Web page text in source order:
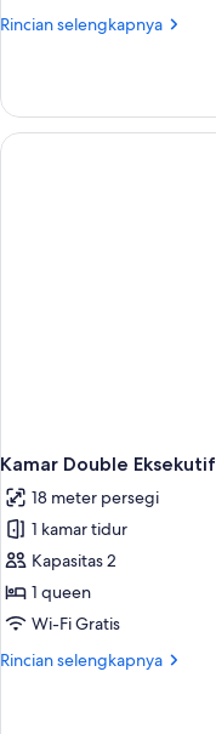
1Rincian selengkapnya
Rincian
Kamar
Double
Eksekutif
Kamar Double Eksekutif
18 meter persegi
1 kamar tidur
Kapasitas 2
1 queen
Wi-Fi Gratis
Rincian selengkapnya
Rincian